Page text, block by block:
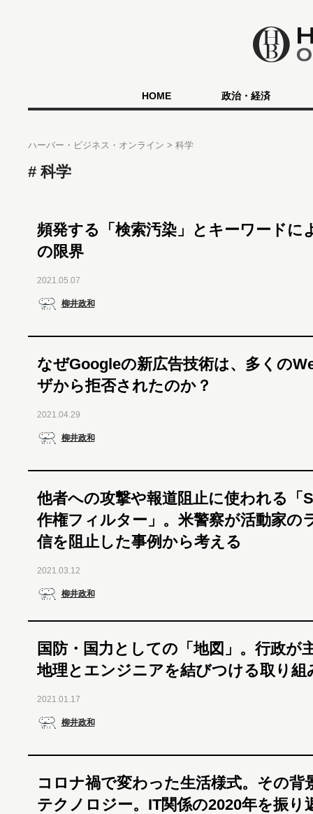
HOME 政治・経済
ハーバー・ビジネス・オンライン 科学
科学
頻発する「検索汚染」とキーワードに
の限界
2021.05.07
柳井政和
なぜGoogleの新広告技術は、多くの
ザから拒否されたのか？
2021.04.29
柳井政和
他者への攻撃や報道阻止に使われる「
作権フィルター」。米警察が活動家の
信を阻止した事例から考える
2021.03.12
柳井政和
国防・国力としての「地図」。行政が
地理とエンジニアを結びつける取り組
2021.01.17
柳井政和
コロナ禍で変わった生活様式。その背
テクノロジー。IT関係の2020年を振り